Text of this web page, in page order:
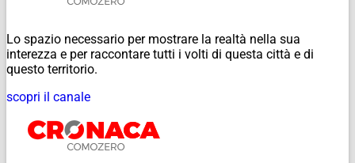
Lo spazio necessario per mostrare la realtà nella sua
interezza e per raccontare tutti i volti di questa città e di
questo territorio.
scopri il canale